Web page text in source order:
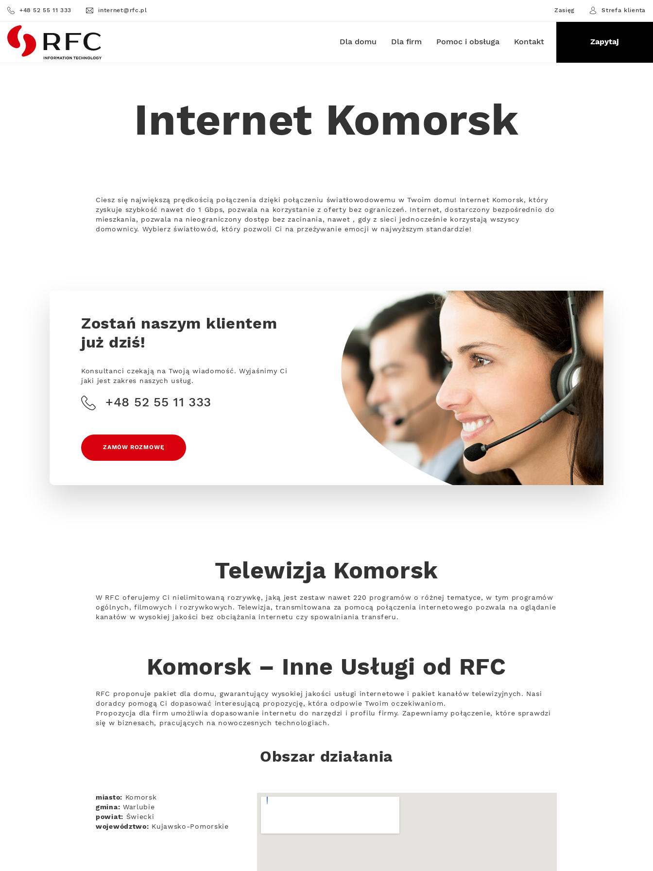
+48 52 55 11 333 internet@rfc.pl Zasięg Strefa klienta
RFC Dla domu Dla firm Pomoc i obsługa Kontakt Zapytaj
Internet Komorsk
Ciesz się największą prędkością połączenia dzięki połączeniu światłowodowemu w Twoim domu! Internet Komorsk, który
zyskuje szybkość nawet do 1 Gbps, pozwala na korzystanie z oferty bez ograniczeń. Internet, dostarczony bezpośrednio do
mieszkania, pozwala na nieograniczony dostęp bez zacinania, nawet , gdy z sieci jednocześnie korzystają wszyscy
domownicy. Wybierz światłowód, który pozwoli Ci na przeżywanie emocji w najwyższym standardzie!
Zostań naszym klientem
już dziś!
Konsultanci czekają na Twoją wiadomość. Wyjaśnimy Ci
jaki jest zakres naszych usług.
+48 52 55 11 333
ZAMÓW ROZMOWĘ
Telewizja Komorsk
W RFC oferujemy Ci nielimitowaną rozrywkę, jaką jest zestaw nawet 220 programów o różnej tematyce, w tym programów
ogólnych, filmowych i rozrywkowych. Telewizja, transmitowana za pomocą połączenia internetowego pozwala na oglądanie
kanałów w wysokiej jakości bez obciążania internetu czy spowalniania transferu.
Komorsk – Inne Usługi od RFC
RFC proponuje pakiet dla domu, gwarantujący wysokiej jakości usługi internetowe i pakiet kanałów telewizyjnych. Nasi
doradcy pomogą Ci dopasować interesującą propozycję, która odpowie Twoim oczekiwaniom.
Propozycja dla firm umożliwia dopasowanie internetu do narzędzi i profilu firmy. Zapewniamy połączenie, które sprawdzi
się w biznesach, pracujących na nowoczesnych technologiach.
Obszar działania
miasto: Komorsk
gmina: Warlubie
powiat: Świecki
województwo: Kujawsko-Pomorskie